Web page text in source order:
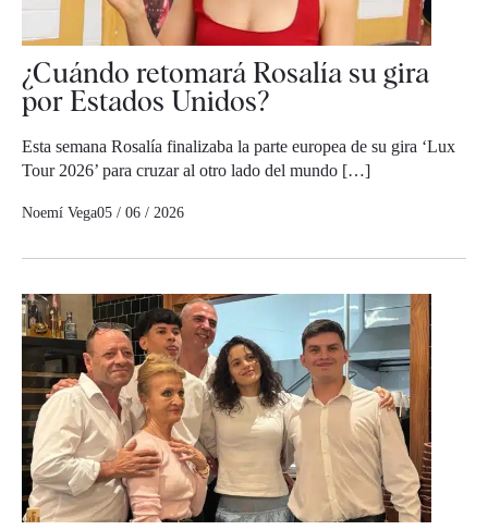
¿Cuándo retomará Rosalía su gira
por Estados Unidos?
Esta semana Rosalía finalizaba la parte europea de su gira ‘Lux
Tour 2026’ para cruzar al otro lado del mundo […]
Noemí Vega05 / 06 / 2026